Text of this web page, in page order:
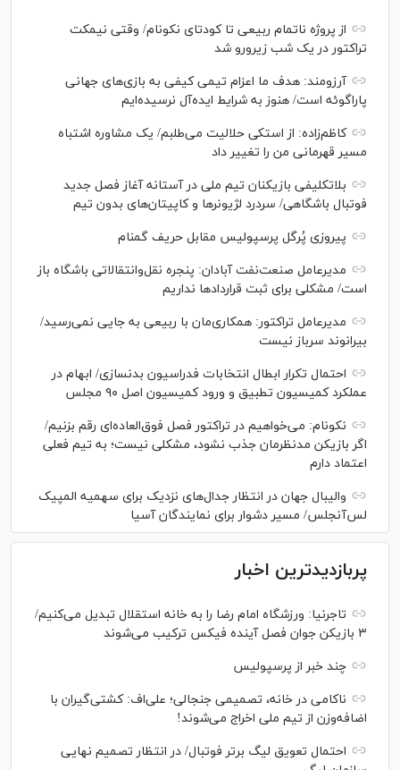
از پروژه ناتمام ربیعی تا کودتای نکونام/ وقتی نیمکت
تراکتور در یک شب زیرورو شد
آرزومند: هدف ما اعزام تیمی کیفی به بازی‌های جهانی
پاراگوئه است/ هنوز به شرایط ایده‌آل نرسیده‌ایم
کاظم‌زاده: از استکی حلالیت می‌طلبم/ یک مشاوره اشتباه
مسیر قهرمانی من را تغییر داد
بلاتکلیفی بازیکنان تیم ملی در آستانه آغاز فصل جدید
فوتبال باشگاهی/ سردرد لژیونر‌ها و کاپیتان‌های بدون تیم
پیروزی پُرگل پرسپولیس مقابل حریف گمنام
مدیرعامل صنعت‌نفت آبادان: پنجره نقل‌وانتقالاتی باشگاه باز
است/ مشکلی برای ثبت قرارداد‌ها نداریم
مدیرعامل تراکتور: همکاری‌مان با ربیعی به جایی نمی‌رسید/
بیرانوند سرباز نیست
احتمال تکرار ابطال انتخابات فدراسیون بدنسازی/ ابهام در
عملکرد کمیسیون تطبیق و ورود کمیسیون اصل ۹۰ مجلس
نکونام: می‌خواهیم در تراکتور فصل فوق‌العاده‌ای رقم بزنیم/
اگر بازیکن مدنظرمان جذب نشود، مشکلی نیست؛ به تیم فعلی
اعتماد دارم
والیبال جهان در انتظار جدال‌های نزدیک برای سهمیه المپیک
لس‌آنجلس/ مسیر دشوار برای نمایندگان آسیا
پربازدیدترین اخبار
تاجرنیا: ورزشگاه امام رضا را به خانه استقلال تبدیل می‌کنیم/
۳ بازیکن جوان فصل آینده فیکس ترکیب می‌شوند
چند خبر از پرسپولیس
ناکامی در خانه، تصمیمی جنجالی؛ علی‌اف: کشتی‌گیران با
اضافه‌وزن از تیم ملی اخراج می‌شوند!
احتمال تعویق لیگ برتر فوتبال/ در انتظار تصمیم نهایی